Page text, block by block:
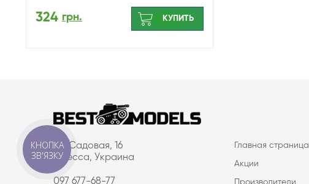
324 грн. КУПИТЬ
ул. Садовая, 16
Одесса, Украина
097 677-68-77
Главная страница
Акции
Производители
КНОПКА
ЗВ'ЯЗКУ